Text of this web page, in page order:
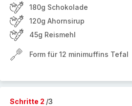
180g Schokolade
120g Ahornsirup
45g Reismehl
Form für 12 minimuffins Tefal
Schritte 2 /3